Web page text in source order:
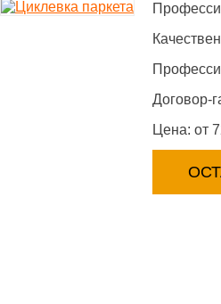
Договор-
Цена: от